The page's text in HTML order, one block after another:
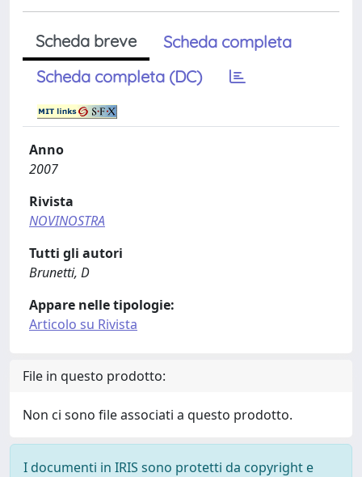
Scheda breve
Scheda completa
Scheda completa (DC)
Anno
2007
Rivista
NOVINOSTRA
Tutti gli autori
Brunetti, D
Appare nelle tipologie:
Articolo su Rivista
File in questo prodotto:
Non ci sono file associati a questo prodotto.
I documenti in IRIS sono protetti da copyright e